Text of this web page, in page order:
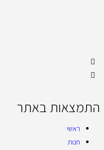
התמצאות באתר
ראשי
חנות